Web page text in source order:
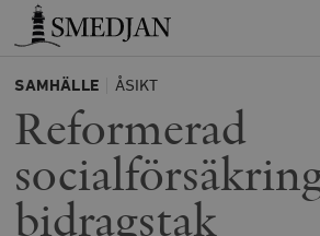
Timbro
SAMHÄLLE ÅSIKT
Reformerad
bidragstak